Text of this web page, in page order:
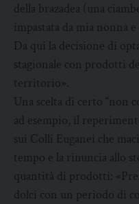
della brazadea (una
impastata da mia nonna
Da qui la decisione di
stagionale con prodotti
territorio».
Una scelta di certo “non
ad esempio, il
sui Colli Euganei che
tempo e la rinuncia allo
quantità di prodotti:
dolci con un periodo di